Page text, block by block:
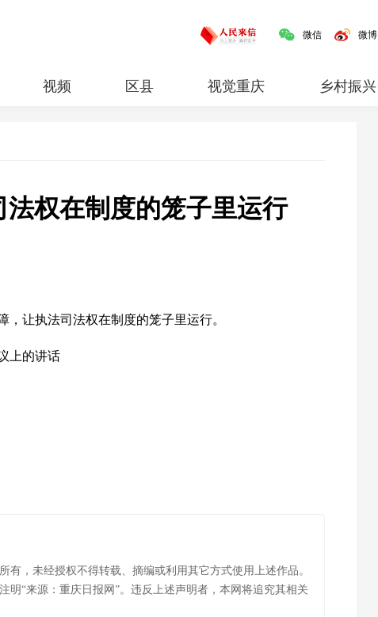
微信 微博
视频 区县 视觉重庆 乡村振兴
权在制度的笼子里运行
让执法司法权在制度的笼子里运行。
上的讲话
有，未经授权不得转载、摘编或利用其它方式使用上述作品。
明“来源：重庆日报网”。违反上述声明者，本网将追究其相关